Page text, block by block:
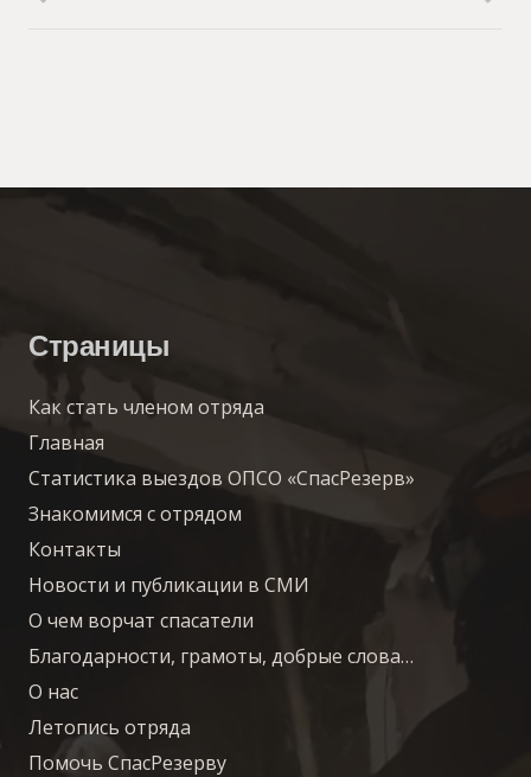
Страницы
Как стать членом отряда
Главная
Статистика выездов ОПСО «СпасРезерв»
Знакомимся с отрядом
Контакты
Новости и публикации в СМИ
О чем ворчат спасатели
Благодарности, грамоты, добрые слова…
О нас
Летопись отряда
Помочь СпасРезерву